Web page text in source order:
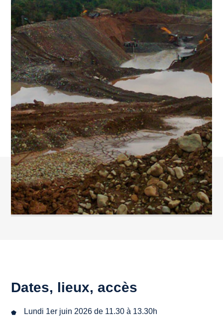
Dates, lieux, accès
Lundi 1er juin 2026 de 11.30 à 13.30h